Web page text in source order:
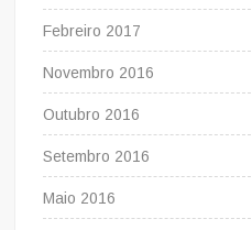
Febreiro 2017
Novembro 2016
Outubro 2016
Setembro 2016
Maio 2016